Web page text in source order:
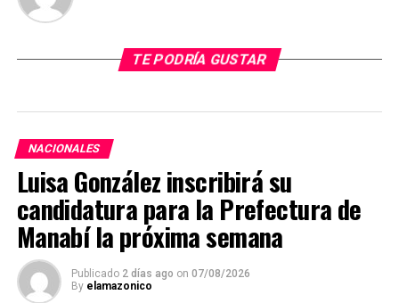
TE PODRÍA GUSTAR
NACIONALES
Luisa González inscribirá su
candidatura para la Prefectura de
Manabí la próxima semana
Publicado 2 días ago on 07/08/2026
By elamazonico